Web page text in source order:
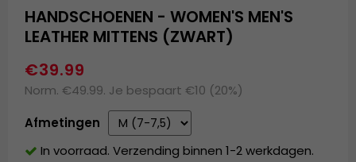
HANDSCHOENEN - WOMEN'S MEN'S
LEATHER MITTENS (ZWART)
€39.99
Norm. €49.99. Je bespaart €10 (20%)
Afmetingen
In voorraad. Verzending binnen 1-2 werkdagen.